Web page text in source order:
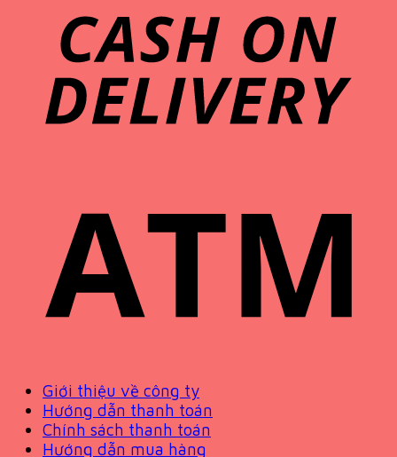
Giới thiệu về công ty
Hướng dẫn thanh toán
Chính sách thanh toán
Hướng dẫn mua hàng